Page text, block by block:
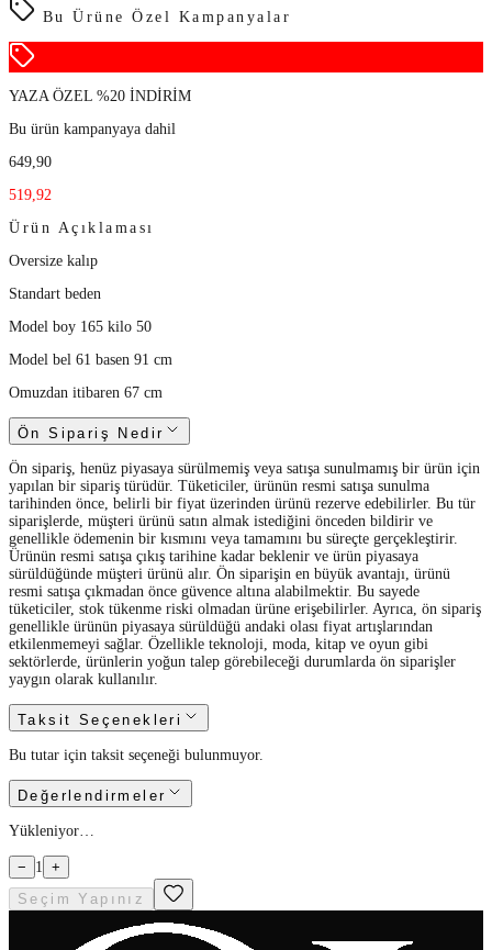
Bu Ürüne Özel Kampanyalar
YAZA ÖZEL %20 İNDİRİM
Bu ürün kampanyaya dahil
649,90
519,92
Ürün Açıklaması
Oversize kalıp
Standart beden
Model boy 165 kilo 50
Model bel 61 basen 91 cm
Omuzdan itibaren 67 cm
Ön Sipariş Nedir
Ön sipariş, henüz piyasaya sürülmemiş veya satışa sunulmamış bir ürün için
yapılan bir sipariş türüdür. Tüketiciler, ürünün resmi satışa sunulma
tarihinden önce, belirli bir fiyat üzerinden ürünü rezerve edebilirler. Bu tür
siparişlerde, müşteri ürünü satın almak istediğini önceden bildirir ve
genellikle ödemenin bir kısmını veya tamamını bu süreçte gerçekleştirir.
Ürünün resmi satışa çıkış tarihine kadar beklenir ve ürün piyasaya
sürüldüğünde müşteri ürünü alır. Ön siparişin en büyük avantajı, ürünü
resmi satışa çıkmadan önce güvence altına alabilmektir. Bu sayede
tüketiciler, stok tükenme riski olmadan ürüne erişebilirler. Ayrıca, ön sipariş
genellikle ürünün piyasaya sürüldüğü andaki olası fiyat artışlarından
etkilenmemeyi sağlar. Özellikle teknoloji, moda, kitap ve oyun gibi
sektörlerde, ürünlerin yoğun talep görebileceği durumlarda ön siparişler
yaygın olarak kullanılır.
Taksit Seçenekleri
Bu tutar için taksit seçeneği bulunmuyor.
Değerlendirmeler
Yükleniyor…
− 1 +
Seçim Yapınız